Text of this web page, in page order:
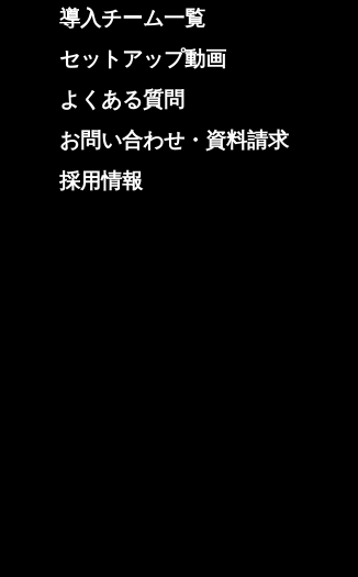
導入チーム一覧
セットアップ動画
よくある質問
お問い合わせ・資料請求
採用情報